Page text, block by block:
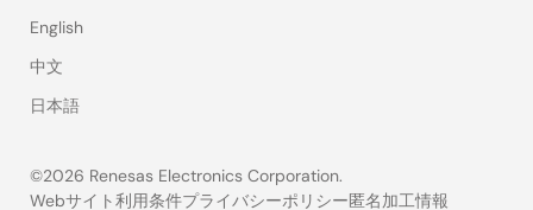
English
中文
日本語
©2026 Renesas Electronics Corporation.
Webサイト利用条件プライバシーポリシー匿名加工情報